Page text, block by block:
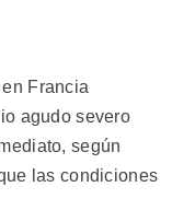
Francia
agudo severo
según
las condiciones